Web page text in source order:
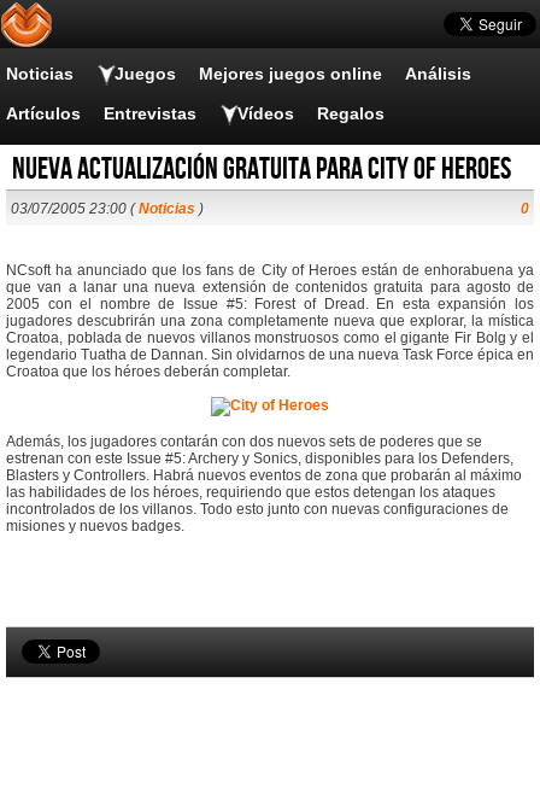
Noticias Juegos Mejores juegos online Análisis
Artículos Entrevistas Vídeos Regalos
Nueva actualización gratuita para City of Heroes
03/07/2005 23:00 (Noticias ) 0
NCsoft ha anunciado que los fans de City of Heroes están de enhorabuena ya
que van a lanar una nueva extensión de contenidos gratuita para agosto de
2005 con el nombre de Issue #5: Forest of Dread. En esta expansión los
jugadores descubrirán una zona completamente nueva que explorar, la mística
Croatoa, poblada de nuevos villanos monstruosos como el gigante Fir Bolg y el
legendario Tuatha de Dannan. Sin olvidarnos de una nueva Task Force épica en
Croatoa que los héroes deberán completar.
Además, los jugadores contarán con dos nuevos sets de poderes que se
estrenan con este Issue #5: Archery y Sonics, disponibles para los Defenders,
Blasters y Controllers. Habrá nuevos eventos de zona que probarán al máximo
las habilidades de los héroes, requiriendo que estos detengan los ataques
incontrolados de los villanos. Todo esto junto con nuevas configuraciones de
misiones y nuevos badges.